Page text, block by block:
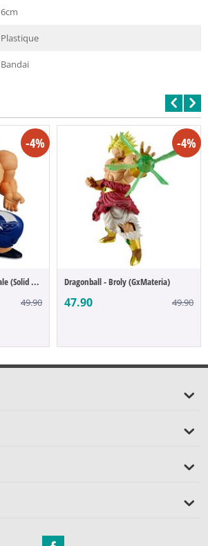
6cm
Plastique
Bandai
-4%
Dragonball - Tortue Géniale (Solid Edge W...
49.90
-4%
Dragonball - Broly (GxMateria)
47.90 49.90